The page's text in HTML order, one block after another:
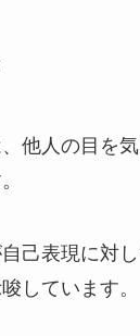
他人の目を
己表現に対
しています。